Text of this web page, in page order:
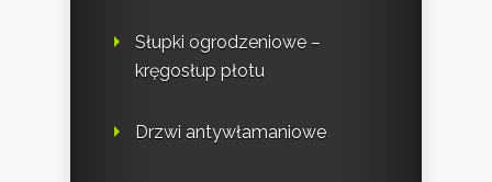
Słupki ogrodzeniowe –
kręgosłup płotu
Drzwi antywłamaniowe